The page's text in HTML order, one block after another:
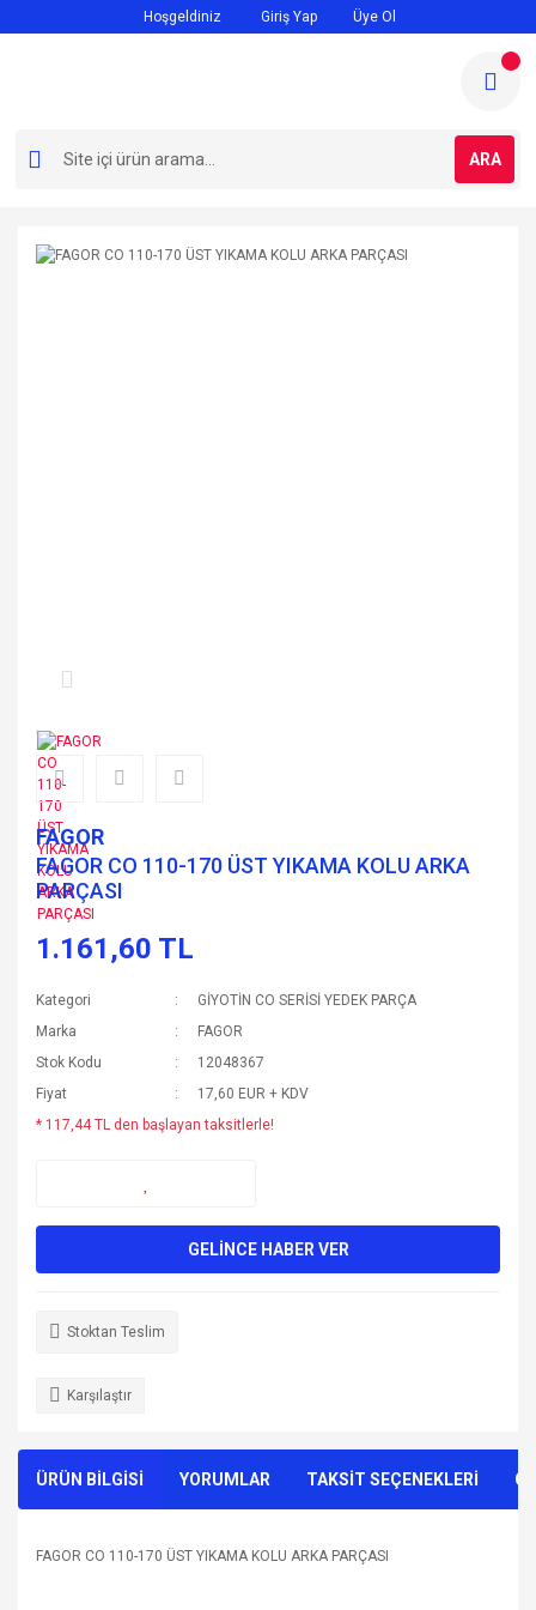
Hoşgeldiniz Giriş Yap Üye Ol
ARA
FAGOR
FAGOR CO 110-170 ÜST YIKAMA KOLU ARKA
PARÇASI
1.161,60 TL
Kategori
GİYOTİN CO SERİSİ YEDEK PARÇA
Marka
FAGOR
Stok Kodu
12048367
Fiyat
17,60 EUR + KDV
* 117,44 TL den başlayan taksitlerle!
GELİNCE HABER VER
Stoktan Teslim
Karşılaştır
ÜRÜN BİLGİSİ YORUMLAR TAKSİT SEÇENEKLERİ
FAGOR CO 110-170 ÜST YIKAMA KOLU ARKA PARÇASI